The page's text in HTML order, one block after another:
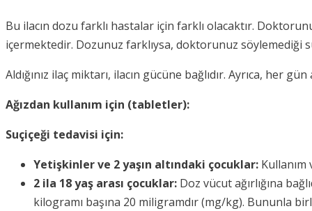
Bu ilacın dozu farklı hastalar için farklı olacaktır.
içermektedir. Dozunuz farklıysa, doktorunuz söylemediği
Aldığınız ilaç miktarı, ilacın gücüne bağlıdır. Ayrıca, her
Ağızdan kullanım için (tabletler):
Suçiçeği tedavisi için:
Yetişkinler ve 2 yaşın altındaki çocuklar:
2 ila 18 yaş arası çocuklar: Doz vücut ağırlığına
kilogramı başına 20 miligramdır (mg/kg). Bununla